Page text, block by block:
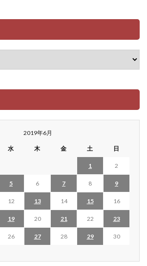
2019年6月
水 木 金 土 日
1 2
5 6 7 8 9
12 13 14 15 16
19 20 21 22 23
26 27 28 29
30